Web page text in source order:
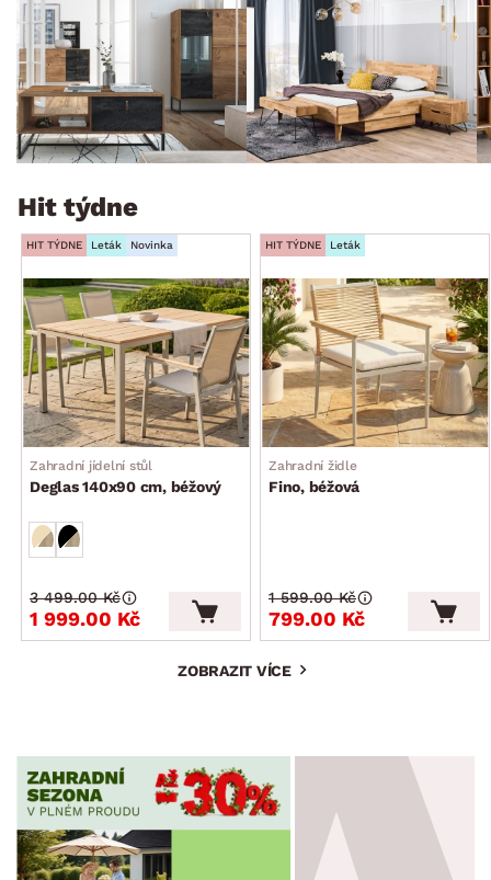
Hit týdne
HIT TÝDNE Leták Novinka
Zahradní jídelní stůl
Deglas 140x90 cm, béžový
1 999.00 Kč
3 499.00 Kč
HIT TÝDNE Leták
Zahradní židle
Fino, béžová
799.00 Kč
1 599.00 Kč
ZOBRAZIT VÍCE